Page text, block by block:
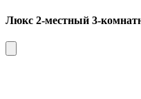
Люкс 2-местный 3-